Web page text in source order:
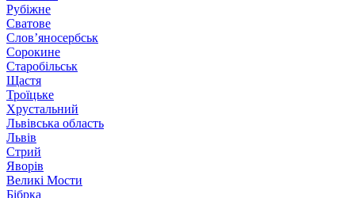
Рубіжне
Сватове
Слов’яносербськ
Сорокине
Старобільськ
Щастя
Троїцьке
Хрустальний
Львівська область
Львів
Стрий
Яворів
Великі Мости
Бібрка